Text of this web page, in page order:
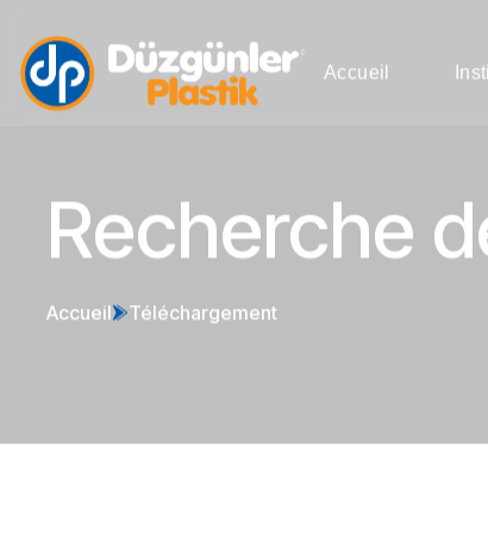
Accueil
Recherche
Accueil Téléchargement